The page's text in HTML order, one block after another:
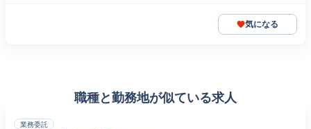
気になる
職種と勤務地が似ている求人
業務委託